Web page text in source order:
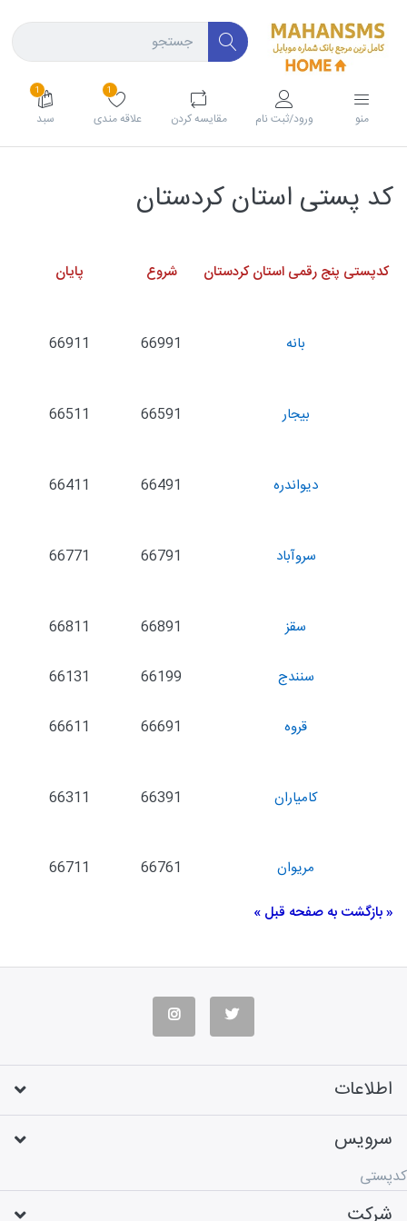
منو ورود/ثبت نام مقايسه كردن
1
علاقه مندی
1
سبد
کد پستی استان کردستان
کدپستی پنج رقمی استان کردستان شروع پایان
بانه 66991
66911
بیجار 66591
66511
دیواندره 66491
66411
سروآباد 66791
66771
سقز 66891
66811
سنندج 66199
66131
قروه 66691
66611
كامیاران 66391
66311
مریوان 66761
66711
« بازگشت به صفحه قبل »
اطلاعات
سرویس
کدپستی